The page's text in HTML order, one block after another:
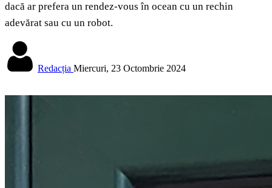
dacă ar prefera un rendez-vous în ocean cu un rechin
adevărat sau cu un robot.
Redacția Miercuri, 23 Octombrie 2024